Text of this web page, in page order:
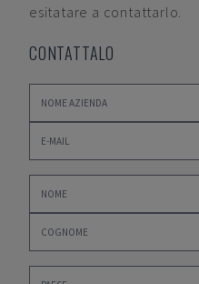
esitatare a contattarlo.
CONTATTALO